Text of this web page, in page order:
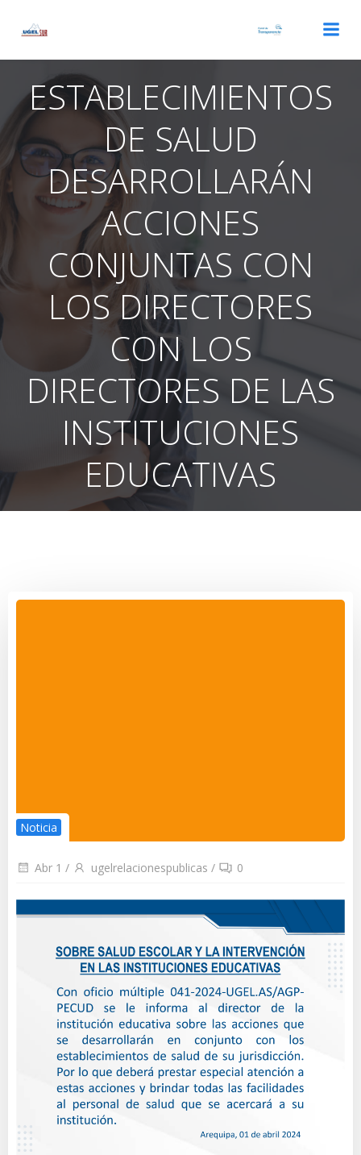
ESTABLECIMIENTOS
DE SALUD
DESARROLLARÁN
ACCIONES
CONJUNTAS CON
LOS DIRECTORES
CON LOS
DIRECTORES DE LAS
INSTITUCIONES
EDUCATIVAS
Noticia
Abr 1 / ugelrelacionespublicas / 0